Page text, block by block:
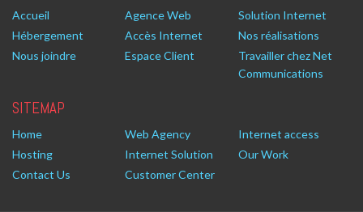
Accueil Agence Web
Solution Internet
Hébergement
Accès Internet
Nos réalisations
Nous joindre
Espace Client
Travailler chez Net
Communications
SITEMAP
Home Web Agency
Internet access
Hosting
Internet Solution
Our Work
Contact Us
Customer Center